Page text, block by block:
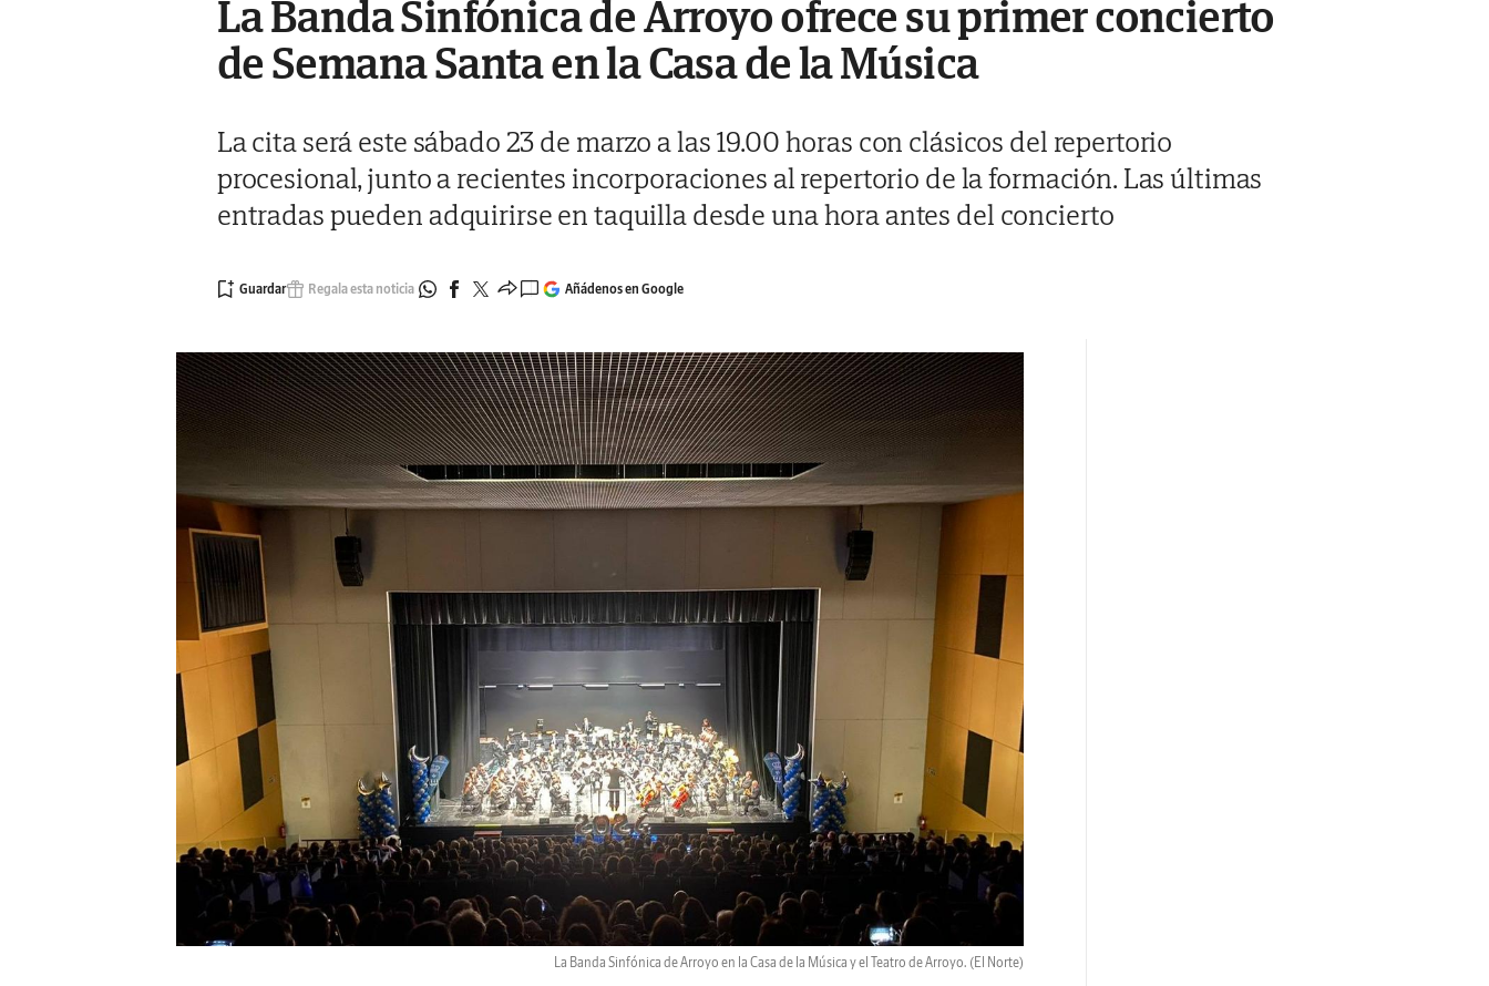
La Banda Sinfónica de Arroyo ofrece su primer concierto
de Semana Santa en la Casa de la Música
La cita será este sábado 23 de marzo a las 19.00 horas con clásicos del repertorio
procesional, junto a recientes incorporaciones al repertorio de la formación. Las últimas
entradas pueden adquirirse en taquilla desde una hora antes del concierto
Regala esta noticia Añádenos en Google
La Banda Sinfónica de Arroyo en la Casa de la Música y el Teatro de Arroyo. (El Norte)